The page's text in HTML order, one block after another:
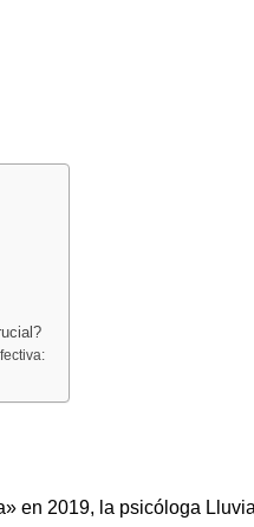
en 2019, la psicóloga